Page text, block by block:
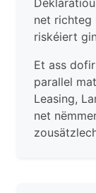
net richteg
riskéiert
Et ass
parallel
Leasing,
net